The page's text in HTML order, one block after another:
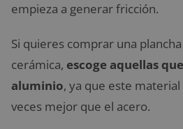
empieza a generar fricción.
Si quieres comprar una
cerámica, escoge aquellas
aluminio, ya que este
veces mejor que el acero.